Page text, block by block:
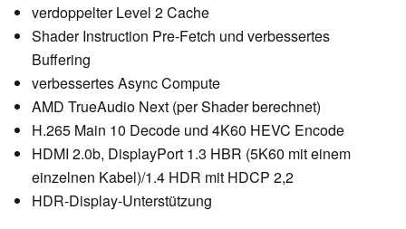
verdoppelter Level 2 Cache
Shader Instruction Pre-Fetch und verbessertes
Buffering
verbessertes Async Compute
AMD TrueAudio Next (per Shader berechnet)
H.265 Main 10 Decode und 4K60 HEVC Encode
HDMI 2.0b, DisplayPort 1.3 HBR (5K60 mit einem
einzelnen Kabel)/1.4 HDR mit HDCP 2,2
HDR-Display-Unterstützung